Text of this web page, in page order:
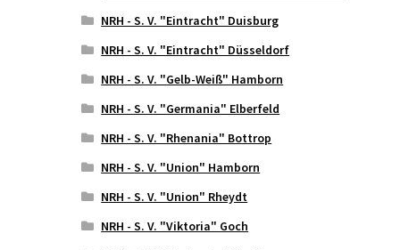
NRH - S. V. "Eintracht" Duisburg
NRH - S. V. "Eintracht" Düsseldorf
NRH - S. V. "Gelb-Weiß" Hamborn
NRH - S. V. "Germania" Elberfeld
NRH - S. V. "Rhenania" Bottrop
NRH - S. V. "Union" Hamborn
NRH - S. V. "Union" Rheydt
NRH - S. V. "Viktoria" Goch